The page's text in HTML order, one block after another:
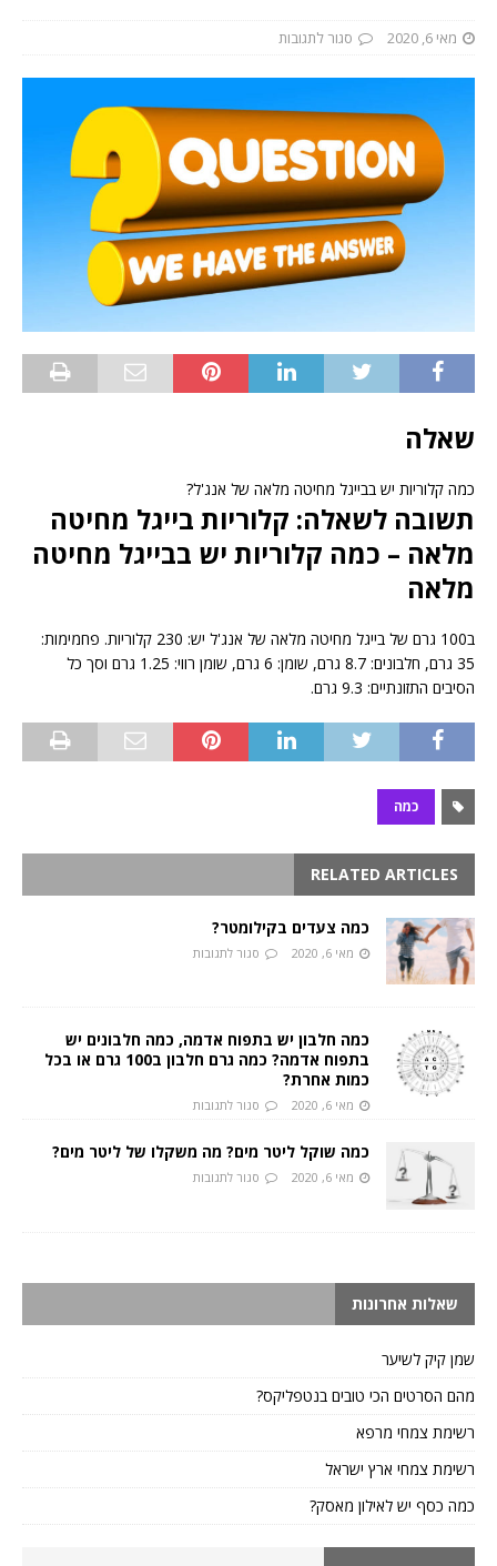
מאי 6, 2020 סגור לתגובות
שאלה
כמה קלוריות יש בבייגל מחיטה מלאה של אנג'ל?
תשובה לשאלה: קלוריות בייגל מחיטה
מלאה – כמה קלוריות יש בבייגל מחיטה
מלאה
ב100 גרם של בייגל מחיטה מלאה של אנג'ל יש: 230 קלוריות. פחמימות:
35 גרם, חלבונים: 8.7 גרם, שומן: 6 גרם, שומן רווי: 1.25 גרם וסך כל
הסיבים התזונתיים: 9.3 גרם.
כמה
RELATED ARTICLES
כמה צעדים בקילומטר?
מאי 6, 2020 סגור לתגובות
כמה חלבון יש בתפוח אדמה, כמה חלבונים יש
בתפוח אדמה? כמה גרם חלבון ב100 גרם או בכל
כמות אחרת?
מאי 6, 2020 סגור לתגובות
כמה שוקל ליטר מים? מה משקלו של ליטר מים?
מאי 6, 2020 סגור לתגובות
שאלות אחרונות
שמן קיק לשיער
מהם הסרטים הכי טובים בנטפליקס?
רשימת צמחי מרפא
רשימת צמחי ארץ ישראל
כמה כסף יש לאילון מאסק?